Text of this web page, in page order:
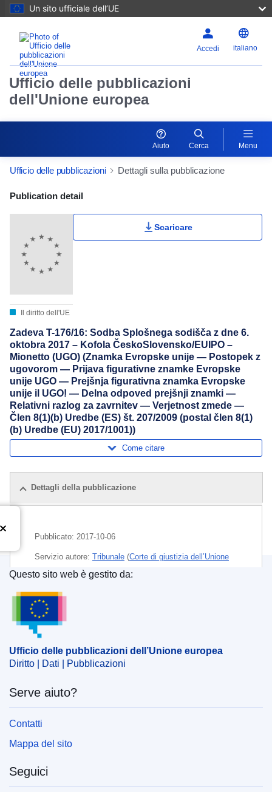
Un sito ufficiale dell’UE
Accedi italiano
Ufficio delle pubblicazioni
dell'Unione europea
Aiuto Cerca Menu
Ufficio delle pubblicazioni Dettagli sulla pubblicazione
Publication Detail Actions Portlet
Publication detail
Il diritto dell'UE
Scaricare
Zadeva T-176/16: Sodba Splošnega sodišča z dne 6.
oktobra 2017 – Kofola ČeskoSlovensko/EUIPO –
Mionetto (UGO) (Znamka Evropske unije — Postopek z
ugovorom — Prijava figurativne znamke Evropske
unije UGO — Prejšnja figurativna znamka Evropske
unije il UGO! — Delna odpoved prejšnji znamki —
Relativni razlog za zavrnitev — Verjetnost zmede —
Člen 8(1)(b) Uredbe (ES) št. 207/2009 (postal člen 8(1)
(b) Uredbe (EU) 2017/1001))
Come citare
Dettagli della pubblicazione
Pubblicato: 2017-10-06
Servizio autore: Tribunale (Corte di giustizia dell’Unione
europea)
Argomento:
marchio UE
CELEX : 62016TA0176
OJ : JOC_2017_392_R_0028
IMMC : ARR-T-0176-2016
Ufficio delle pubblicazioni dell’Unione europea
Questo sito web è gestito da:
Ufficio delle pubblicazioni dell’Unione europea
Diritto | Dati | Pubblicazioni
Serve aiuto?
Contatti
Mappa del sito
Seguici